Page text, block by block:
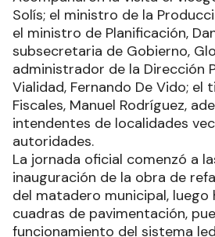
Solís; el ministro de la
el ministro de Planificación,
subsecretaria de Gobierno,
administrador de la Dirección
Vialidad, Fernando De Vido; el
Fiscales, Manuel Rodríguez,
intendentes de localidades
autoridades.
La jornada oficial comenzó a
inauguración de la obra de
del matadero municipal, luego
cuadras de pavimentación,
funcionamiento del sistema